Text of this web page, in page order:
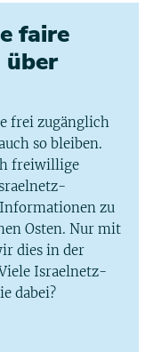
faire
frei zugänglich
so bleiben.
freiwillige
zu
Osten. Nur mit
dies in der
Israelnetz-
dabei?